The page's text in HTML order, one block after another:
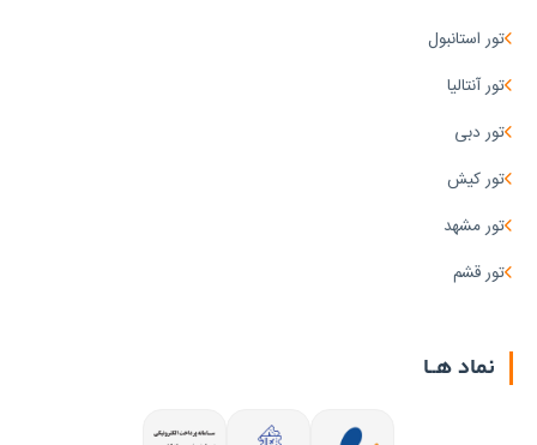
شبتور استانبول
تور آنتالیا
تور دبی
تور کیش
تور مشهد
تور قشم
نماد هــا